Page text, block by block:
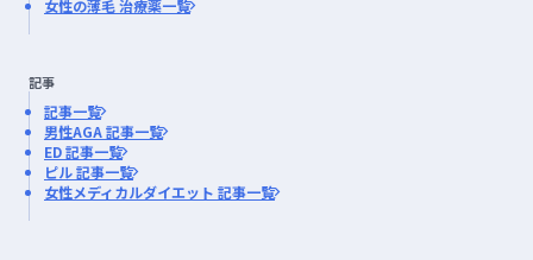
女性の薄毛 治療薬一覧
記事
記事一覧
男性AGA 記事一覧
ED 記事一覧
ピル 記事一覧
女性メディカルダイエット 記事一覧